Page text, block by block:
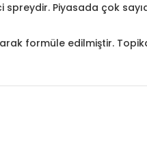
Piyasada çok
formüle edilmiştir.